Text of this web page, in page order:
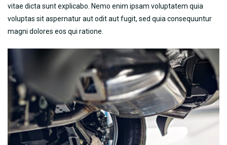
vitae dicta sunt explicabo. Nemo enim ipsam voluptatem quia
voluptas sit aspernatur aut odit aut fugit, sed quia consequuntur
magni dolores eos qui ratione.